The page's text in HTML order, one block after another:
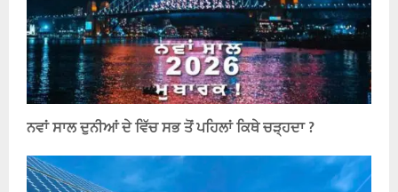
ਨਵਾਂ ਸਾਲ ਦੁਨੀਆਂ ਦੇ ਵਿੱਚ ਸਭ ਤੋਂ ਪਹਿਲਾਂ ਕਿਥੇ ਚੜ੍ਹਦਾ ?